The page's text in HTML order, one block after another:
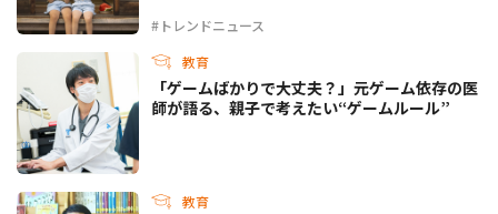
#トレンドニュース
教育
「ゲームばかりで大丈夫？」元ゲーム依存の医
師が語る、親子で考えたい“ゲームルール”
教育